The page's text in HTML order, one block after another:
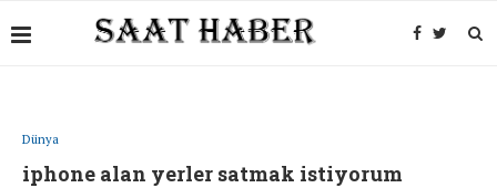
Dünya
iphone alan yerler satmak istiyorum